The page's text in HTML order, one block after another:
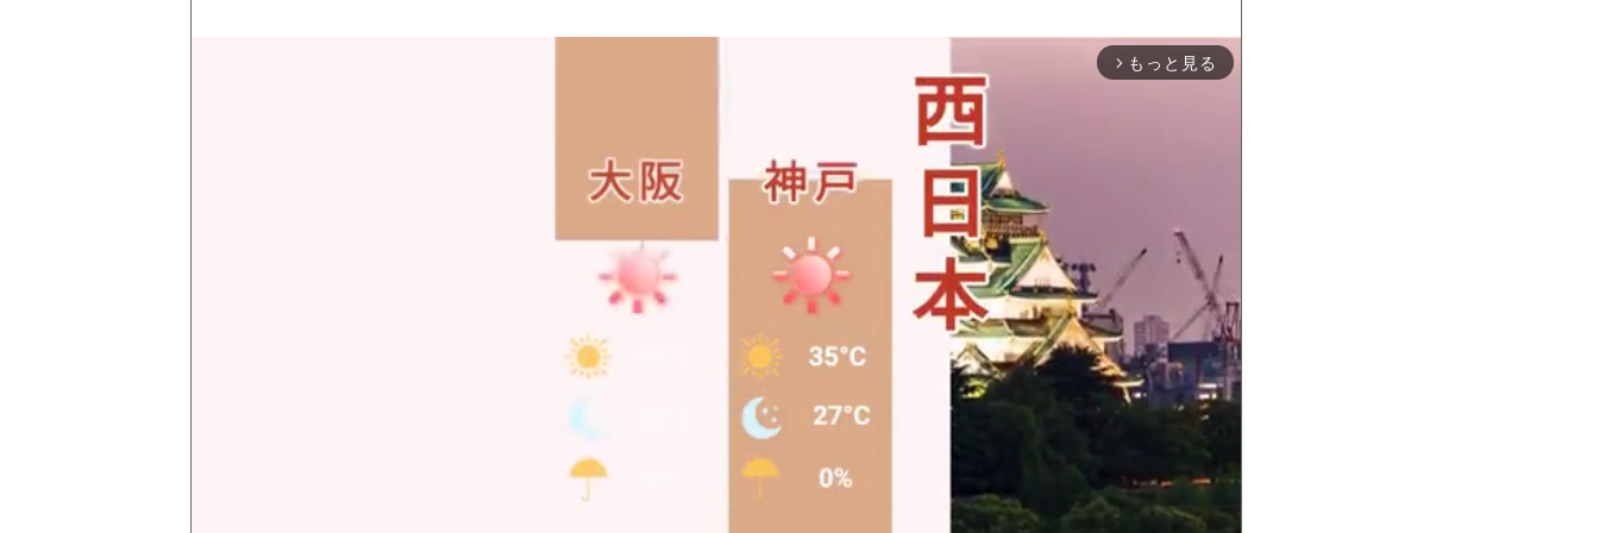
arrow_forward_ios もっと見る